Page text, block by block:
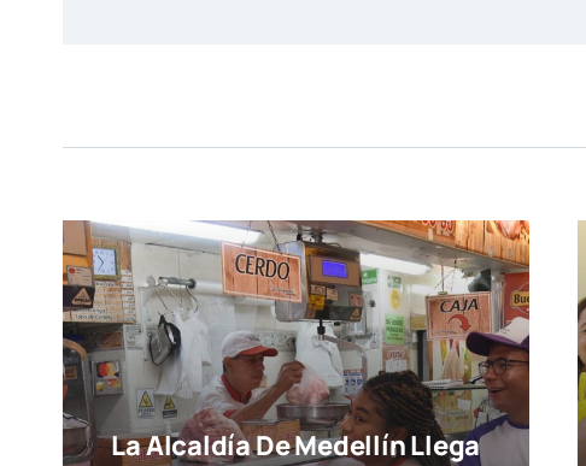
La Alcaldía De Medellín Llega